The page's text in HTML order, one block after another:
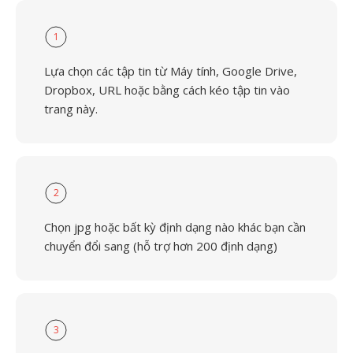
1
Lựa chọn các tập tin từ Máy tính, Google Drive,
Dropbox, URL hoặc bằng cách kéo tập tin vào
trang này.
2
Chọn jpg hoặc bất kỳ định dạng nào khác bạn cần
chuyển đổi sang (hỗ trợ hơn 200 định dạng)
3